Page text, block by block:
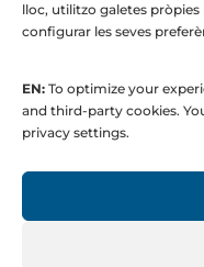
lloc, utilitzo galetes pròpies
configurar les seves
EN: To optimize your
and third-party cookies.
privacy settings.
© 2015 to
Strategic